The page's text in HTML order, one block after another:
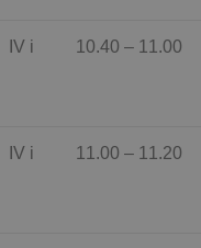
IV i 10.40 – 11.00
IV i 11.00 – 11.20